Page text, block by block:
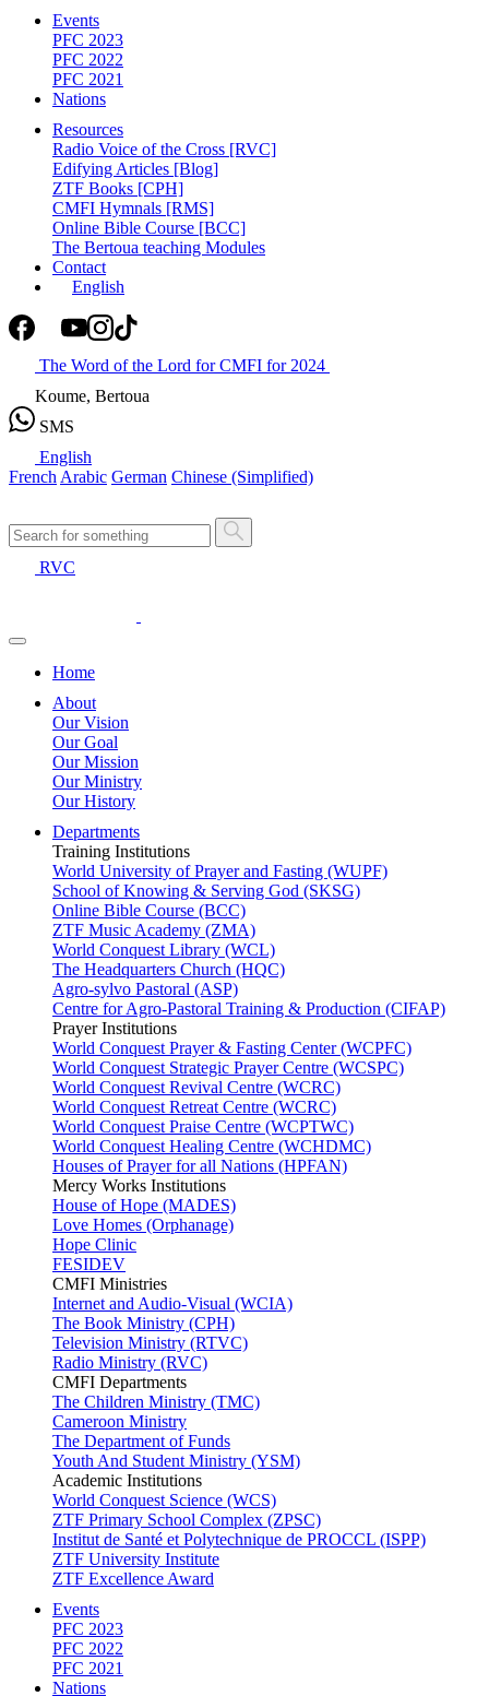
Events
PFC 2023
PFC 2022
PFC 2021
Nations
Resources
Radio Voice of the Cross [RVC]
Edifying Articles [Blog]
ZTF Books [CPH]
CMFI Hymnals [RMS]
Online Bible Course [BCC]
The Bertoua teaching Modules
Contact
English
The Word of the Lord for CMFI for 2024
Koume, Bertoua
SMS
English
French Arabic German Chinese (Simplified)
RVC
Home
About
Our Vision
Our Goal
Our Mission
Our Ministry
Our History
Departments
Training Institutions
World University of Prayer and Fasting (WUPF)
School of Knowing & Serving God (SKSG)
Online Bible Course (BCC)
ZTF Music Academy (ZMA)
World Conquest Library (WCL)
The Headquarters Church (HQC)
Agro-sylvo Pastoral (ASP)
Centre for Agro-Pastoral Training & Production (CIFAP)
Prayer Institutions
World Conquest Prayer & Fasting Center (WCPFC)
World Conquest Strategic Prayer Centre (WCSPC)
World Conquest Revival Centre (WCRC)
World Conquest Retreat Centre (WCRC)
World Conquest Praise Centre (WCPTWC)
World Conquest Healing Centre (WCHDMC)
Houses of Prayer for all Nations (HPFAN)
Mercy Works Institutions
House of Hope (MADES)
Love Homes (Orphanage)
Hope Clinic
FESIDEV
CMFI Ministries
Internet and Audio-Visual (WCIA)
The Book Ministry (CPH)
Television Ministry (RTVC)
Radio Ministry (RVC)
CMFI Departments
The Children Ministry (TMC)
Cameroon Ministry
The Department of Funds
Youth And Student Ministry (YSM)
Academic Institutions
World Conquest Science (WCS)
ZTF Primary School Complex (ZPSC)
Institut de Santé et Polytechnique de PROCCL (ISPP)
ZTF University Institute
ZTF Excellence Award
Events
PFC 2023
PFC 2022
PFC 2021
Nations